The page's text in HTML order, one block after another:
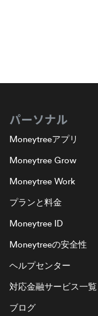
パーソナル
Moneytreeアプリ
Moneytree Grow
Moneytree Work
プランと料金
Moneytree ID
Moneytreeの安全性
ヘルプセンター
対応金融サービス一覧
ブログ